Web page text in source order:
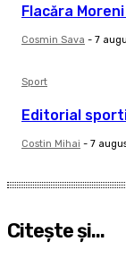
Flacăra
Cosmin Sava - 7
Sport
Editorial
Costin Mihai - 7
Citeşte şi...